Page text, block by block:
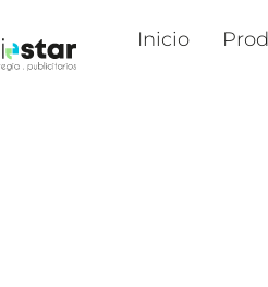
Inicio